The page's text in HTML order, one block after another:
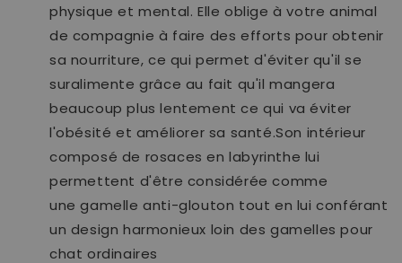
physique et mental. Elle oblige à votre animal
de compagnie à faire des efforts pour obtenir
sa nourriture, ce qui permet d'éviter qu'il se
suralimente grâce au fait qu'il mangera
beaucoup plus lentement ce qui va éviter
l'obésité et améliorer sa santé.Son intérieur
composé de rosaces en labyrinthe lui
permettent d'être considérée comme
une gamelle anti-glouton tout en lui conférant
un design harmonieux loin des gamelles pour
chat ordinaires